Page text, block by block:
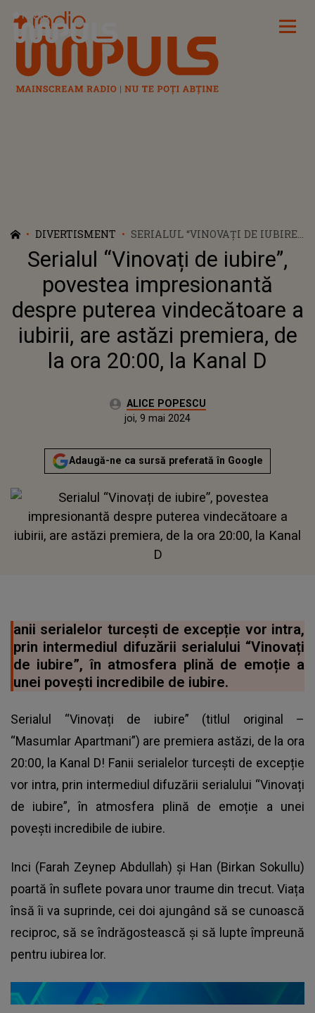
Radio Impuls
DIVERTISMENT
SERIALUL “VINOVAȚI DE IUBIRE”,
POVESTEA IMPRESIONANTĂ
DESPRE PUTEREA
VINDECĂTOARE A IUBIRII, ARE
ASTĂZI PREMIERA, DE LA ORA
20:00, LA KANAL D
Serialul “Vinovați de iubire”,
povestea impresionantă
despre puterea vindecătoare a
iubirii, are astăzi premiera, de
la ora 20:00, la Kanal D
Autor:ALICE POPESCU
Publicat:
joi, 9 mai 2024
Adaugă-ne ca sursă preferată în Google
anii serialelor turcești de excepție vor intra,
prin intermediul difuzării serialului “Vinovați
de iubire”, în atmosfera plină de emoție a
unei povești incredibile de iubire.
Serialul “Vinovați de iubire” (titlul original –
“Masumlar Apartmani”) are premiera astăzi, de la ora
20:00, la Kanal D! Fanii serialelor turcești de excepție
vor intra, prin intermediul difuzării serialului “Vinovați
de iubire”, în atmosfera plină de emoție a unei
povești incredibile de iubire.
Inci (Farah Zeynep Abdullah) şi Han (Birkan Sokullu)
poartă în suflete povara unor traume din trecut. Viața
însă îi va suprinde, cei doi ajungând să se cunoască
reciproc, să se îndrăgostească şi să lupte împreună
pentru iubirea lor.